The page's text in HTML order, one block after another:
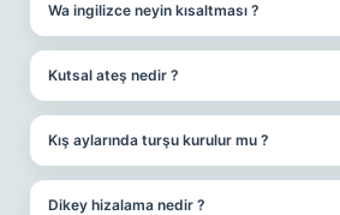
Wa ingilizce neyin kısaltması ?
Kutsal ateş nedir ?
Kış aylarında turşu kurulur mu ?
Dikey hizalama nedir ?